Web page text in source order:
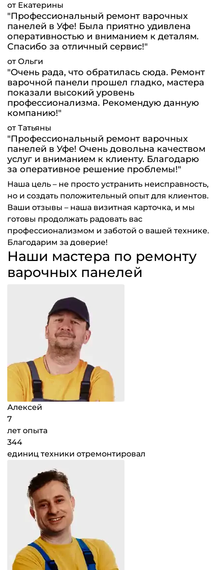
от Екатерины
"Профессиональный ремонт варочных
панелей в Уфе! Была приятно удивлена
оперативностью и вниманием к деталям.
Спасибо за отличный сервис!"
от Ольги
"Очень рада, что обратилась сюда. Ремонт
варочной панели прошел гладко, мастера
показали высокий уровень
профессионализма. Рекомендую данную
компанию!"
от Татьяны
"Профессиональный ремонт варочных
панелей в Уфе! Очень довольна качеством
услуг и вниманием к клиенту. Благодарю
за оперативное решение проблемы!"
Наша цель – не просто устранить неисправность,
но и создать положительный опыт для клиентов.
Ваши отзывы – наша визитная карточка, и мы
готовы продолжать радовать вас
профессионализмом и заботой о вашей технике.
Благодарим за доверие!
Наши мастера по ремонту
варочных панелей
Алексей
7
лет опыта
344
единиц техники отремонтировал